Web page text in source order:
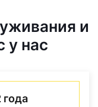
и
у нас
года